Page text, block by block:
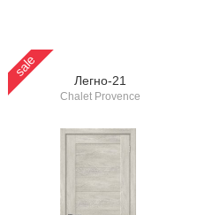
sale
Легно-21
Chalet Provence